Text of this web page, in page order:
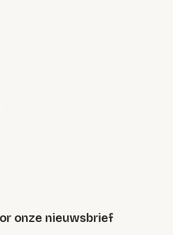
onze nieuwsbrief